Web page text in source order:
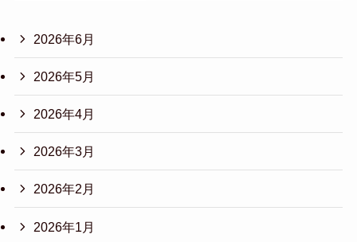
2026年6月
2026年5月
2026年4月
2026年3月
2026年2月
2026年1月